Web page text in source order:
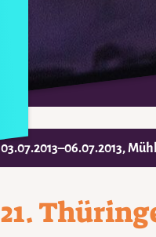
03.07.2013–06.07.2013,
21.